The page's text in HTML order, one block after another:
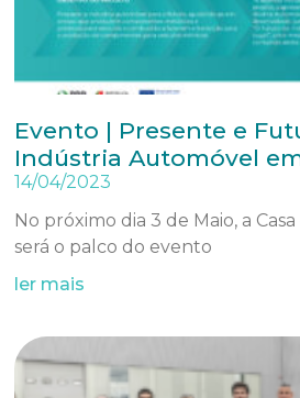
Evento | Presente e
Indústria Automóvel
14/04/2023
No próximo dia 3 de Maio, a
será o palco do evento
ler mais